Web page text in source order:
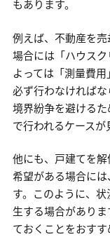
もあります。
例えば、不動産を
場合には「ハウス
よっては「測量費
必ず行わなければな
境界紛争を避ける
で行われるケースが
他にも、戸建てを
希望がある場合に
す。このように、
生する場合があり
ておくことをおすす